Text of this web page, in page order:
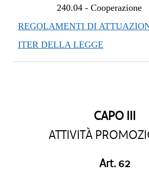
240.04- Cooperazione
REGOLAMENTI DI
ITER DELLA LEGGE
CAPO III
ATTIVITÀ
Art. 62